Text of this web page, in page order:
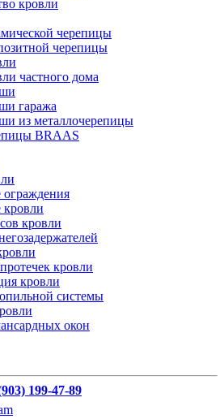
кровли
черепицы
черепицы
частного дома
гаража
из металлочерепицы
BRAAS
кровли
кровли
кровли
системы
окон
199-47-89